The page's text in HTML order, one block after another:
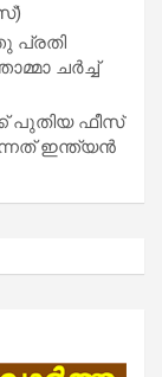
പ്രതി
ചർച്ച്
പുതിയ ഫീസ്
ഇന്ത്യൻ